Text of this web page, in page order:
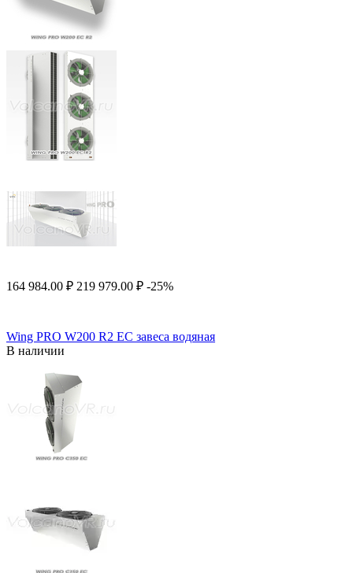
164 984.00 ₽ 219 979.00 ₽ -25%
Wing PRO W200 R2 EC завеса водяная
В наличии